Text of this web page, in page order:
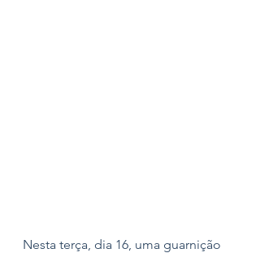
Nesta terça, dia 16, uma guarnição